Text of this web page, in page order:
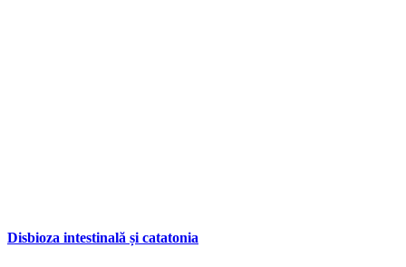
Disbioza intestinală și catatonia